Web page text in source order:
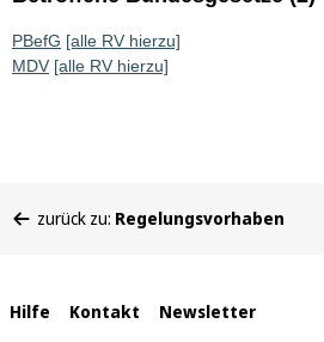
PBefG [alle RV hierzu]
MDV [alle RV hierzu]
befinden
zurück zu: Regelungsvorhaben
Interne
Hilfe Kontakt Newsletter